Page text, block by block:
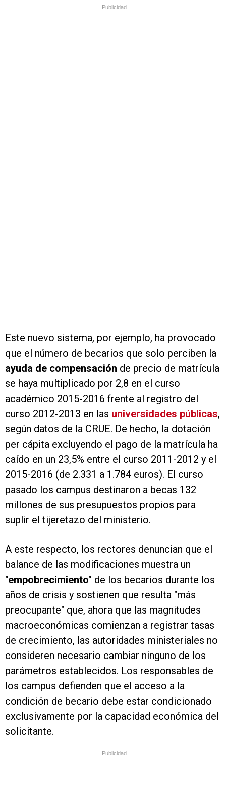
Publicidad
Este nuevo sistema, por ejemplo, ha provocado
que el número de becarios que solo perciben la
ayuda de compensación de precio de matrícula
se haya multiplicado por 2,8 en el curso
académico 2015-2016 frente al registro del
curso 2012-2013 en las universidades públicas,
según datos de la CRUE. De hecho, la dotación
per cápita excluyendo el pago de la matrícula ha
caído en un 23,5% entre el curso 2011-2012 y el
2015-2016 (de 2.331 a 1.784 euros). El curso
pasado los campus destinaron a becas 132
millones de sus presupuestos propios para
suplir el tijeretazo del ministerio.
A este respecto, los rectores denuncian que el
balance de las modificaciones muestra un
"empobrecimiento" de los becarios durante los
años de crisis y sostienen que resulta "más
preocupante" que, ahora que las magnitudes
macroeconómicas comienzan a registrar tasas
de crecimiento, las autoridades ministeriales no
consideren necesario cambiar ninguno de los
parámetros establecidos. Los responsables de
los campus defienden que el acceso a la
condición de becario debe estar condicionado
exclusivamente por la capacidad económica del
solicitante.
Publicidad